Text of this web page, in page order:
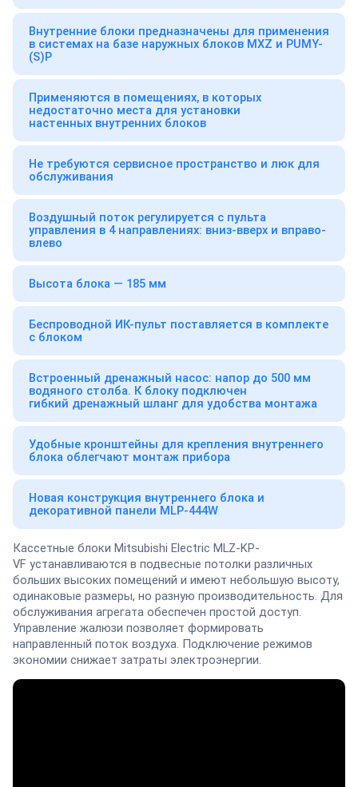
Внутренние блоки предназначены для применения
в системах на базе наружных блоков MXZ и PUMY-
(S)P
Применяются в помещениях, в которых
недостаточно места для установки
настенных внутренних блоков
Не требуются сервисное пространство и люк для
обслуживания
Воздушный поток регулируется с пульта
управления в 4 направлениях: вниз-вверх и вправо-
влево
Высота блока — 185 мм
Беспроводной ИК-пульт поставляется в комплекте
с блоком
Встроенный дренажный насос: напор до 500 мм
водяного столба. К блоку подключен
гибкий дренажный шланг для удобства монтажа
Удобные кронштейны для крепления внутреннего
блока облегчают монтаж прибора
Новая конструкция внутреннего блока и
декоративной панели MLP-444W
Кассетные блоки Mitsubishi Electric MLZ-KP-
VF устанавливаются в подвесные потолки различных
больших высоких помещений и имеют небольшую высоту,
одинаковые размеры, но разную производительность. Для
обслуживания агрегата обеспечен простой доступ.
Управление жалюзи позволяет формировать
направленный поток воздуха. Подключение режимов
экономии снижает затраты электроэнергии.